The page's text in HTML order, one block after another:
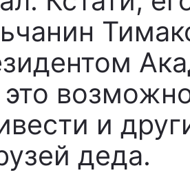
и
деда.